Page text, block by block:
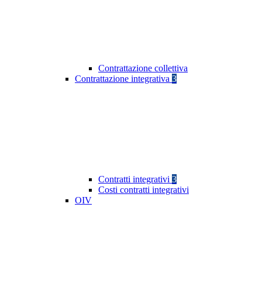
Contrattazione collettiva
Contrattazione integrativa 3
Contratti integrativi 3
Costi contratti integrativi
OIV